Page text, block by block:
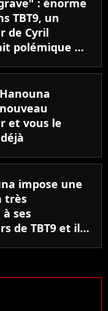
TBT9, un
de Cyril
polémique en
et vous le
impose une
très
ses
de TBT9 et il